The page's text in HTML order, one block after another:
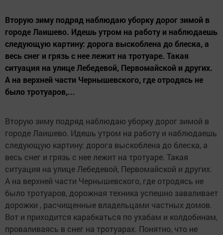
Вторую зиму подряд наблюдаю уборку дорог зимой в
городе Лаишево. Идешь утром на работу и наблюдаешь
следующую картину: дорога выскоблена до блеска, а
весь снег и грязь с нее лежит на тротуаре. Такая
ситуация на улице Лебедевой, Первомайской и других.
А на верхней части Чернышевского, где отродясь не
было тротуаров,...
Вторую зиму подряд наблюдаю уборку дорог зимой в
городе Лаишево. Идешь утром на работу и наблюдаешь
следующую картину: дорога выскоблена до блеска, а
весь снег и грязь с нее лежит на тротуаре. Такая
ситуация на улице Лебедевой, Первомайской и других.
А на верхней части Чернышевского, где отродясь не
было тротуаров, дорожная техника успешно заваливает
дорожки , расчищенные владельцами частных домов.
Вот и приходится карабкаться по ухабам и колдобинам,
проваливаясь в снег на тротуарах. Понятно, что не